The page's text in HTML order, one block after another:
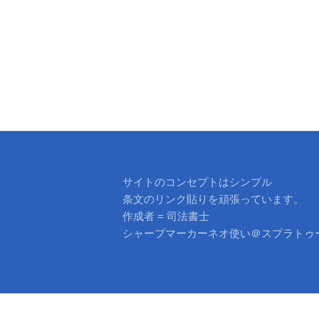
サイトのコンセプトはシンプル
条文のリンク貼りを頑張っています。
作成者 = 司法書士
シャープマーカーネオ使い＠スプラトゥ